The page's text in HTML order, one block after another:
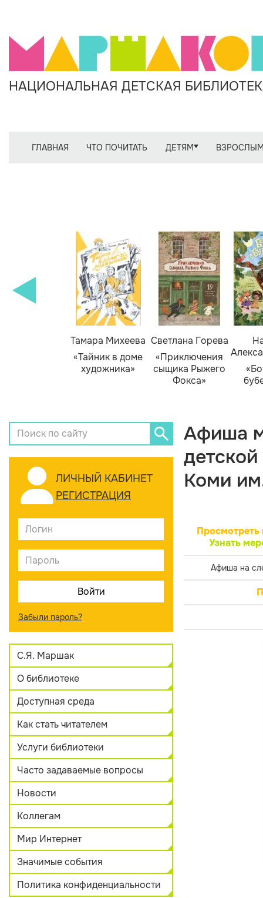
НАЦИОНАЛЬНАЯ ДЕТСКАЯ
ГЛАВНАЯ ЧТО ПОЧИТАТЬ ДЕТЯМ
Тамара Михеева
«Тайник в доме
художника»
Светлана Горева
«Приключения
сыщика Рыжего
Фокса»
ЛИЧНЫЙ КАБИНЕТ
РЕГИСТРАЦИЯ
Забыли пароль?
С.Я. Маршак
О библиотеке
Доступная среда
Как стать читателем
Услуги библиотеки
Часто задаваемые вопросы
Новости
Коллегам
Мир Интернет
Значимые события
Политика конфиденциальности
Афиша
Коми
Просмотреть
Узнать
Афиша на